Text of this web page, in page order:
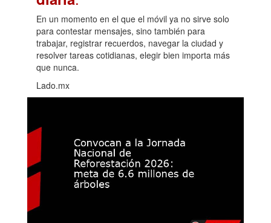
En un momento en el que el móvil ya no sirve solo
para contestar mensajes, sino también para
trabajar, registrar recuerdos, navegar la ciudad y
resolver tareas cotidianas, elegir bien importa más
que nunca.
Lado.mx